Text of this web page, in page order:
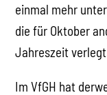
einmal mehr
die für Oktober
Jahreszeit
Im VfGH hat